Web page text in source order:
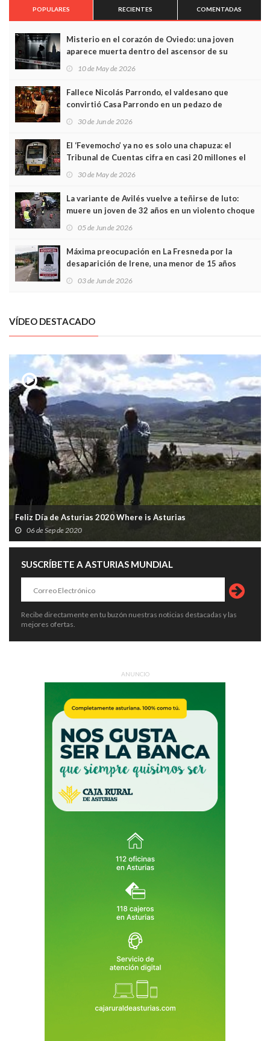
POPULARES RECIENTES COMENTADAS
Misterio en el corazón de Oviedo: una joven
aparece muerta dentro del ascensor de su
edificio y las cámaras captan sus últimos minutos
10 de May de 2026
Fallece Nicolás Parrondo, el valdesano que
convirtió Casa Parrondo en un pedazo de
Asturias en Madrid
30 de Jun de 2026
El ‘Fevemocho’ ya no es solo una chapuza: el
Tribunal de Cuentas cifra en casi 20 millones el
sobrecoste de los trenes que no cabían por los
30 de May de 2026
La variante de Avilés vuelve a teñirse de luto:
muere un joven de 32 años en un violento choque
frontal
05 de Jun de 2026
Máxima preocupación en La Fresneda por la
desaparición de Irene, una menor de 15 años
03 de Jun de 2026
VÍDEO DESTACADO
Feliz Día de Asturias 2020 Where is Asturias
06 de Sep de 2020
SUSCRÍBETE A ASTURIAS MUNDIAL
Recibe directamente en tu buzón nuestras noticias destacadas y las
mejores ofertas.
ANUNCIO